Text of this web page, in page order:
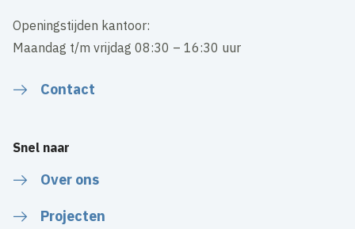
Openingstijden kantoor:
Maandag t/m vrijdag 08:30 – 16:30 uur
Contact
Snel naar
Over ons
Projecten